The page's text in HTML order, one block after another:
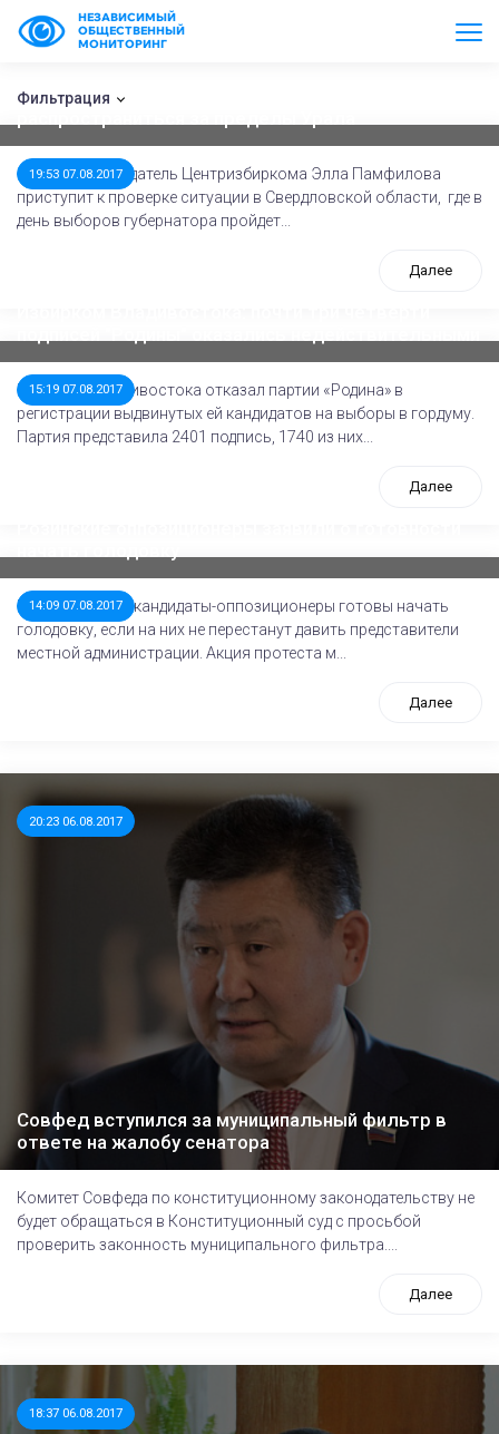
НЕЗАВИСИМЫЙ
ОБЩЕСТВЕННЫЙ
МОНИТОРИНГ
Фильтрация
19:53 07.08.2017
Технология предвыборной лотереи может
Сегодня председатель Центризбиркома Элла Памфилова
приступит к проверке ситуации в Свердловской области, где в
день выборов губернатора пройдет...
Далее
15:19 07.08.2017
Избирком Владивостока отказал партии «Родина» в
регистрации выдвинутых ей кандидатов на выборы в гордуму.
Партия представила 2401 подпись, 1740 из них...
Далее
14:09 07.08.2017
В поселке Роза кандидаты-оппозиционеры готовы начать
голодовку, если на них не перестанут давить представители
местной администрации. Акция протеста м...
Далее
20:23 06.08.2017
Совфед вступился за муниципальный фильтр в
ответе на жалобу сенатора
Комитет Совфеда по конституционному законодательству не
будет обращаться в Конституционный суд с просьбой
проверить законность муниципального фильтра....
Далее
18:37 06.08.2017